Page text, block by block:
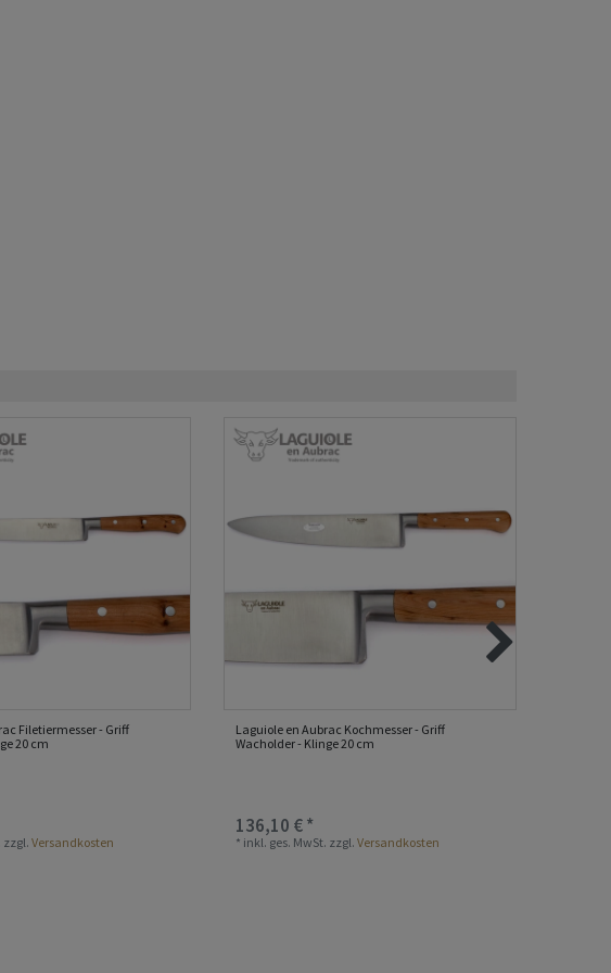
Filetiermesser - Griff
20 cm
zzgl.Versandkosten
Laguiole en Aubrac Kochmesser - Griff
Wacholder - Klinge 20 cm
136,10 € *
* inkl. ges. MwSt. zzgl.Versandkosten